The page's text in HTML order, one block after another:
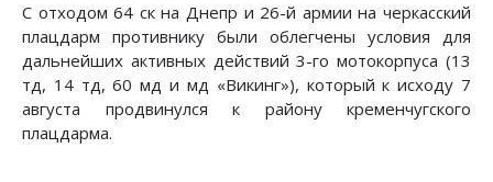
С отходом 64 ск на Днепр и 26-й армии на черкасский
плацдарм противнику были облегчены условия для
дальней­ших активных действий 3-го мотокорпуса (13
тд, 14 тд, 60 мд и мд «Викинг»), который к исходу 7
августа продвинулся к району кременчугского
плацдарма.